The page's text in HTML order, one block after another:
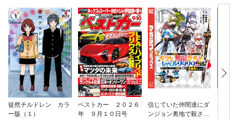
徒然チルドレン カラ
ー版（１）
ベストカー ２０２６
年 ９月１０日号
信じていた仲間達にダ
ンジョン奥地で殺され